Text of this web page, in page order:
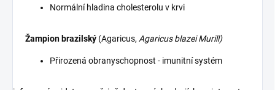
Normální hladina cholesterolu v krvi
Žampion brazilský (Agaricus, Agaricus blazei Murill)
Přirozená obranyschopnost - imunitní systém